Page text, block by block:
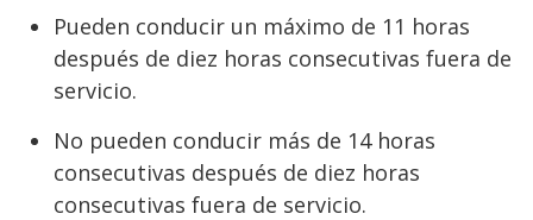
Pueden conducir un máximo de 11 horas
después de diez horas consecutivas fuera de
servicio.
No pueden conducir más de 14 horas
consecutivas después de diez horas
consecutivas fuera de servicio.